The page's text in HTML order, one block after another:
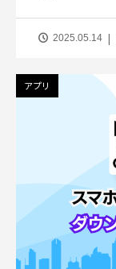
2025.05.14
アプリ